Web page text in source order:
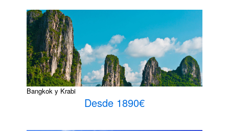
Bangkok y Krabi
Desde 1890€